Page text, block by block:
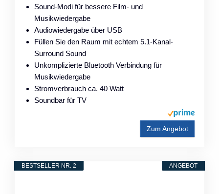
Sound-Modi für bessere Film- und
Musikwiedergabe
Audiowiedergabe über USB
Füllen Sie den Raum mit echtem 5.1-Kanal-
Surround Sound
Unkomplizierte Bluetooth Verbindung für
Musikwiedergabe
Stromverbrauch ca. 40 Watt
Soundbar für TV
Zum Angebot
ANGEBOT
BESTSELLER NR. 2